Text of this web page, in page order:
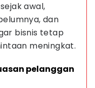
awal,
dan
bisnis tetap
meningkat.
pelanggan